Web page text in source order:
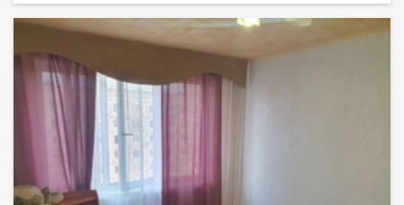
стены выровнены. На полу высококачественный линолеум.
На кухне стены отделаны плиткой. Имеется подполье. В
квартире 2 стальные двери. Имеется холодный тамбур.
Крыша покрыта новым шифером. Наружные стены покрыты
профлистом, качественно утеплены минватой. Территория
огорожена высоким забором из профлиста.Оборудована
бетонная площадка для стоянки грузового автомобиля.
Имеются калитка и двухстворчатые ворота. В доме сделана
канализация. Площадь земельного участка 3,5 сотки. Или
обмен на КГТ, однокомнатную квартиру с доплатой. При
продаже бытовая техника: холодильник, стиральная машина,